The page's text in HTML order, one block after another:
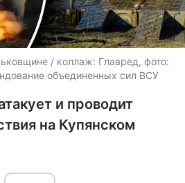
/ коллаж: Главред, фото:
объединенных сил ВСУ
и проводит
на Купянском